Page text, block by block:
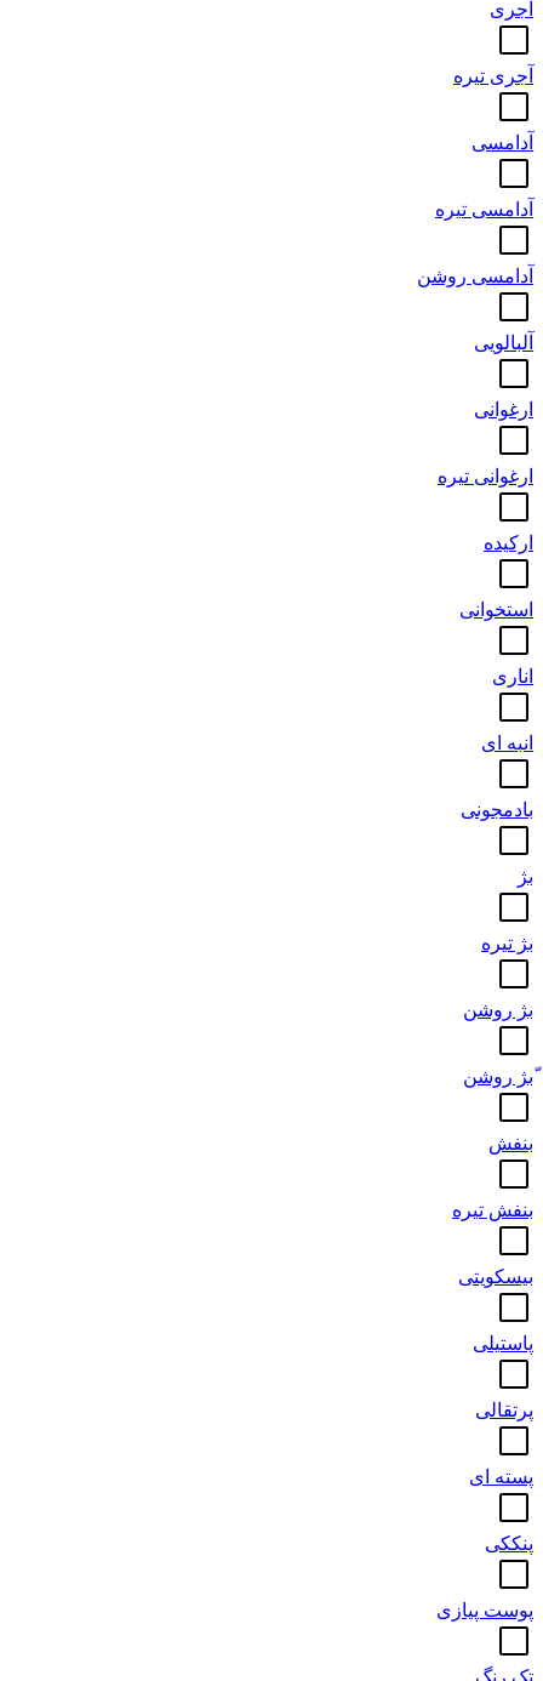
آجری
آجری تیره
آدامسی
آدامسی تیره
آدامسی روشن
آلبالویی
ارغوانی
ارغوانی تیره
ارکیده
استخوانی
اناری
انبه ای
بادمجونی
بژ
بژ تیره
بژ روشن
ّبژ روشن
بنفش
بنفش تیره
بیسکویتی
پاستیلی
پرتقالی
پسته ای
پنککی
پوست پیازی
تک رنگ